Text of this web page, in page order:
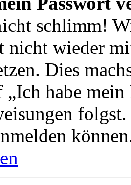
schlimm!
nicht wieder
Dies
„Ich habe